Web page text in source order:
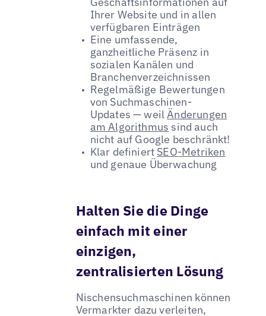
Ihrer Website und in allen
verfügbaren Einträgen
Eine umfassende,
ganzheitliche Präsenz in
sozialen Kanälen und
Branchenverzeichnissen
Regelmäßige Bewertungen
von Suchmaschinen-
Updates — weilÄnderungen
am Algorithmus sind auch
nicht auf Google beschränkt!
Klar definiert SEO-Metriken
und genaue Überwachung
Halten Sie die Dinge
einfach mit einer
einzigen,
zentralisierten Lösung
Nischensuchmaschinen können
Vermarkter dazu verleiten,